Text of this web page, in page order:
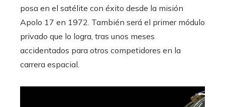
posa en el satélite con éxito desde la misión
Apolo 17 en 1972. También será el primer módulo
privado que lo logra, tras unos meses
accidentados para otros competidores en la
carrera espacial.